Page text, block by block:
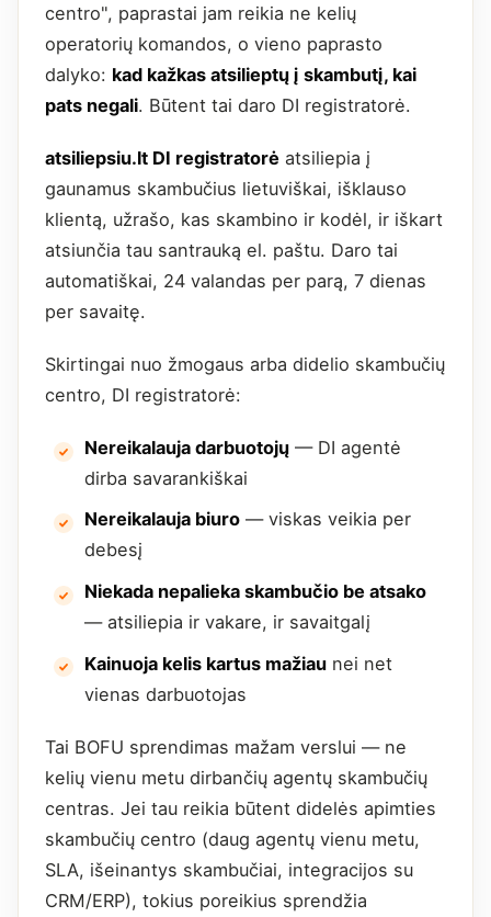
centro", paprastai jam reikia ne kelių
operatorių komandos, o vieno paprasto
dalyko: kad kažkas atsilieptų į skambutį, kai
pats negali. Būtent tai daro DI registratorė.
atsiliepsiu.lt DI registratorė atsiliepia į
gaunamus skambučius lietuviškai, išklauso
klientą, užrašo, kas skambino ir kodėl, ir iškart
atsiunčia tau santrauką el. paštu. Daro tai
automatiškai, 24 valandas per parą, 7 dienas
per savaitę.
Skirtingai nuo žmogaus arba didelio skambučių
centro, DI registratorė:
Nereikalauja darbuotojų — DI agentė
dirba savarankiškai
Nereikalauja biuro — viskas veikia per
debesį
Niekada nepalieka skambučio be atsako
— atsiliepia ir vakare, ir savaitgalį
Kainuoja kelis kartus mažiau nei net
vienas darbuotojas
Tai BOFU sprendimas mažam verslui — ne
kelių vienu metu dirbančių agentų skambučių
centras. Jei tau reikia būtent didelės apimties
skambučių centro (daug agentų vienu metu,
SLA, išeinantys skambučiai, integracijos su
CRM/ERP), tokius poreikius sprendžia